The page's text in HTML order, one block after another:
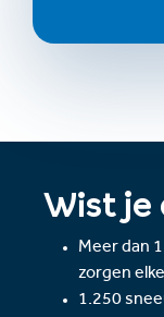
Wist je
Meer dan
zorgen
1.250